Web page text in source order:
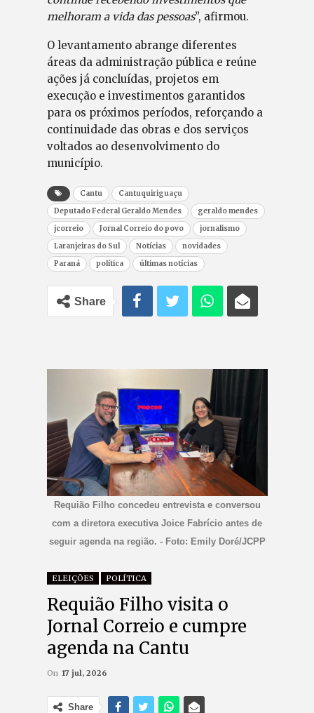
melhoram a vida das pessoas”, afirmou.
O levantamento abrange diferentes
áreas da administração pública e reúne
ações já concluídas, projetos em
execução e investimentos garantidos
para os próximos períodos, reforçando a
continuidade das obras e dos serviços
voltados ao desenvolvimento do
município.
Cantu
Cantuquiriguaçu
Deputado Federal Geraldo Mendes
geraldo mendes
jcorreio
Jornal Correio do povo
jornalismo
Laranjeiras do Sul
Notícias
novidades
Paraná
política últimas notícias
Share
Requião Filho concedeu entrevista e conversou
com a diretora executiva Joice Fabrício antes de
seguir agenda na região. - Foto: Emily Doré/JCPP
ELEIÇÕES POLÍTICA
Requião Filho visita o
Jornal Correio e cumpre
agenda na Cantu
On 17 jul, 2026
Share